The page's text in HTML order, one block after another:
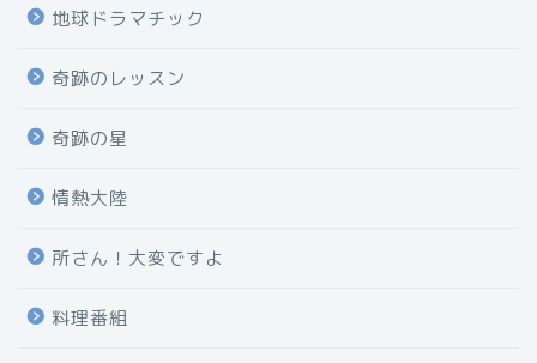
地球ドラマチック
奇跡のレッスン
奇跡の星
情熱大陸
所さん！大変ですよ
料理番組